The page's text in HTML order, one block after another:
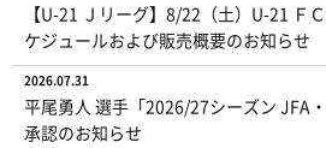
【U-21 Ｊリーグ】8/22（土）U-21
ケジュールおよび販売概要のお知らせ
2026.07.31
平尾勇人 選手「2026/27シーズン JFA
承認のお知らせ